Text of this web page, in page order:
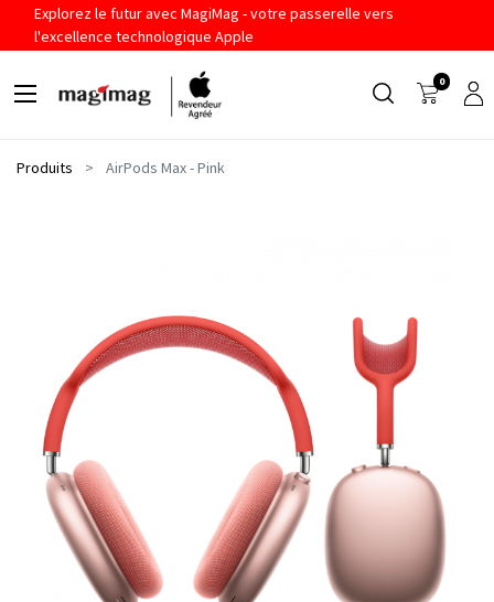
Explorez le futur avec MagiMag - votre passerelle vers
l'excellence technologique Apple
0
Produits AirPods Max - Pink